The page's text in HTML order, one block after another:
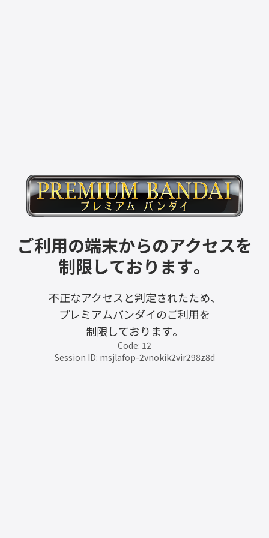
ご利用の端末からのアクセスを
制限しております。
不正なアクセスと判定されたため、
プレミアムバンダイのご利用を
制限しております。
Code: 12
Session ID: msjlafop-2vnokik2vir298z8d